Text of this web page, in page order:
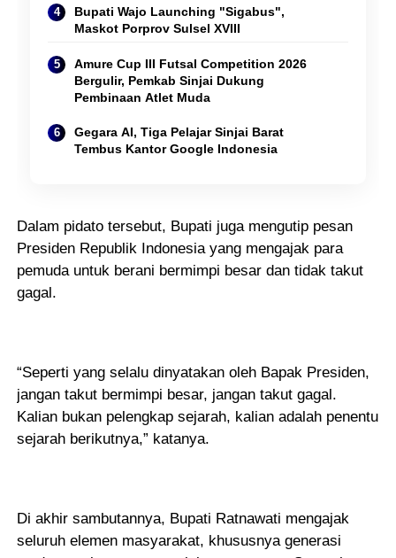
Bupati Wajo Launching "Sigabus",
Maskot Porprov Sulsel XVIII
Amure Cup III Futsal Competition 2026
Bergulir, Pemkab Sinjai Dukung
Pembinaan Atlet Muda
Gegara AI, Tiga Pelajar Sinjai Barat
Tembus Kantor Google Indonesia
Dalam pidato tersebut, Bupati juga mengutip pesan
Presiden Republik Indonesia yang mengajak para
pemuda untuk berani bermimpi besar dan tidak takut
gagal.
“Seperti yang selalu dinyatakan oleh Bapak Presiden,
jangan takut bermimpi besar, jangan takut gagal.
Kalian bukan pelengkap sejarah, kalian adalah penentu
sejarah berikutnya,” katanya.
Di akhir sambutannya, Bupati Ratnawati mengajak
seluruh elemen masyarakat, khususnya generasi